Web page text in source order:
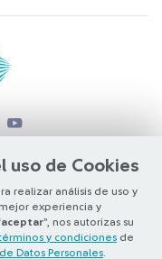
uso de Cookies
realizar análisis de uso y
experiencia y
aceptar”, nos autorizas su
y condiciones de
Datos Personales
2026